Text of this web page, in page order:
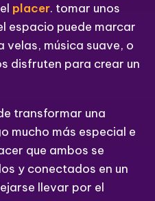
placer. tomar unos
espacio puede marcar
velas, música suave, o
disfruten para crear un
transformar una
mucho más especial e
que ambos se
y conectados en un
llevar por el